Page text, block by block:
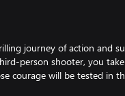
journey of action and
person shooter, you
courage will be tested in